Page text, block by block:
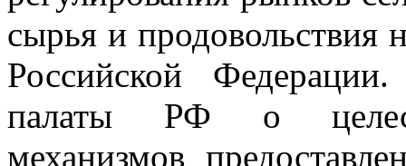
сырья и продовольствия
Российской
палаты РФ о
механизмов